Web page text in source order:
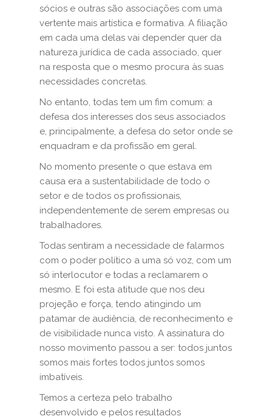
sócios e outras são associações com uma
vertente mais artística e formativa. A filiação
em cada uma delas vai depender quer da
natureza jurídica de cada associado, quer
na resposta que o mesmo procura às suas
necessidades concretas.
No entanto, todas tem um fim comum: a
defesa dos interesses dos seus associados
e, principalmente, a defesa do setor onde se
enquadram e da profissão em geral.
No momento presente o que estava em
causa era a sustentabilidade de todo o
setor e de todos os profissionais,
independentemente de serem empresas ou
trabalhadores.
Todas sentiram a necessidade de falarmos
com o poder político a uma só voz, com um
só interlocutor e todas a reclamarem o
mesmo. E foi esta atitude que nos deu
projeção e força, tendo atingindo um
patamar de audiência, de reconhecimento e
de visibilidade nunca visto. A assinatura do
nosso movimento passou a ser: todos juntos
somos mais fortes todos juntos somos
imbatíveis.
Temos a certeza pelo trabalho
desenvolvido e pelos resultados